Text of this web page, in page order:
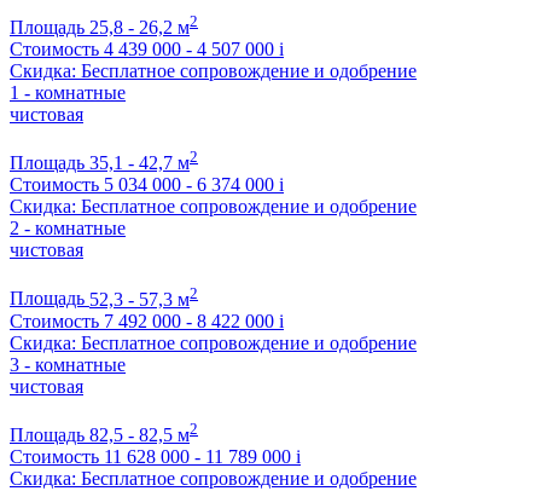
Площадь 25,8 - 26,2 м2
Стоимость 4 439 000 - 4 507 000 i
Скидка: Бесплатное сопровождение и одобрение
1 - комнатные
чистовая
Площадь 35,1 - 42,7 м2
Стоимость 5 034 000 - 6 374 000 i
Скидка: Бесплатное сопровождение и одобрение
2 - комнатные
чистовая
Площадь 52,3 - 57,3 м2
Стоимость 7 492 000 - 8 422 000 i
Скидка: Бесплатное сопровождение и одобрение
3 - комнатные
чистовая
Площадь 82,5 - 82,5 м2
Стоимость 11 628 000 - 11 789 000 i
Скидка: Бесплатное сопровождение и одобрение